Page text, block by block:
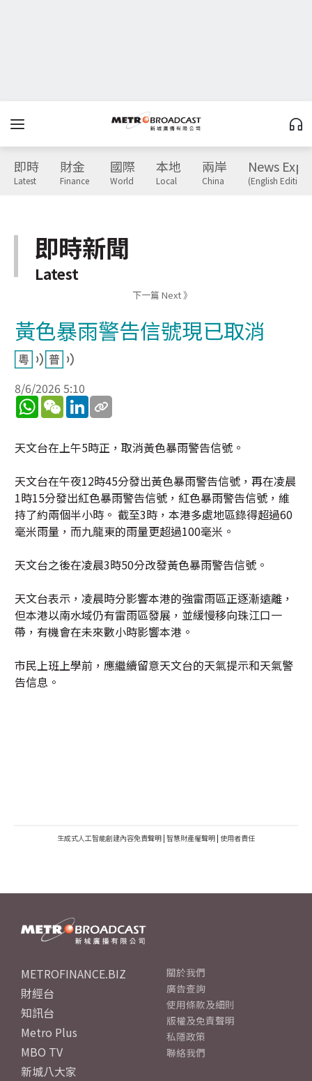
即時
Latest
財金
Finance
國際
World
本地
Local
兩岸
China
News
(English Edition)
即時新聞
Latest
下一篇 Next 》
黃色暴雨警告信號現已取消
8/6/2026 5:10
WhatsApp
WeChatLinkedIn
天文台在上午5時正，取消黃色暴雨警告信號。
天文台在午夜12時45分發出黃色暴雨警告信號，再在凌晨
1時15分發出紅色暴雨警告信號，紅色暴雨警告信號，維
持了約兩個半小時。 截至3時，本港多處地區錄得超過60
毫米雨量，而九龍東的雨量更超過100毫米。
天文台之後在凌晨3時50分改發黃色暴雨警告信號。
天文台表示，凌晨時分影響本港的強雷雨區正逐漸遠離，
但本港以南水域仍有雷雨區發展，並緩慢移向珠江口一
帶，有機會在未來數小時影響本港。
市民上班上學前，應繼續留意天文台的天氣提示和天氣警
告信息。
生成式人工智能創建內容免責聲明 | 智慧財產權聲明 | 使用者責任
METROFINANCE.BIZ
財經台
知訊台
Metro Plus
MBO TV
新城八大家
關於我們
廣告查詢
使用條款及細則
版權及免責聲明
私隱政策
聯絡我們